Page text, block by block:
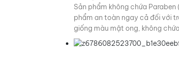
Sản phẩm không chứa
phẩm an toàn ngay cả đối với
giống màu mật ong, không